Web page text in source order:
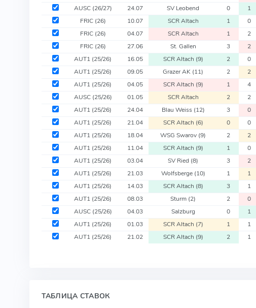
AUSC (26/27) 24.07 SV Leobend 0 1
FRIC (26) 10.07 SCR Altach 1 0
FRIC (26) 04.07 SCR Altach 1 2
FRIC (26) 27.06 St. Gallen 3 2
AUT1 (25/26) 16.05 SCR Altach (9) 2 0
AUT1 (25/26) 09.05 Grazer AK (11) 2 2
AUT1 (25/26) 04.05 SCR Altach (9) 1 4
AUSC (25/26) 01.05 SCR Altach 2 2
AUT1 (25/26) 24.04 Blau Weiss (12) 3 0
AUT1 (25/26) 21.04 SCR Altach (6) 0 0
AUT1 (25/26) 18.04 WSG Swarov (9) 2 2
AUT1 (25/26) 11.04 SCR Altach (9) 1 0
AUT1 (25/26) 03.04 SV Ried (8) 3 2
AUT1 (25/26) 21.03 Wolfsberge (10) 1 1
AUT1 (25/26) 14.03 SCR Altach (8) 3 1
AUT1 (25/26) 08.03 Sturm (2) 2 0
AUSC (25/26) 04.03 Salzburg 0 1
AUT1 (25/26) 01.03 SCR Altach (7) 1 1
AUT1 (25/26) 21.02 SCR Altach (9) 2 1
ТАБЛИЦА СТАВОК